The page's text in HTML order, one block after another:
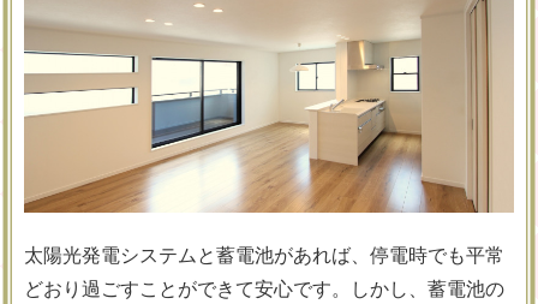
太陽光発電システムと蓄電池があれば、停電時でも平常
どおり過ごすことができて安心です。しかし、蓄電池の